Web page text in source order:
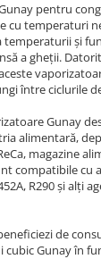
R134a
R404A
R134a
R404a
pas 3
GUNAY
UNGHIULARE
pentru
cu temperaturi
temperaturii și
a gheții.
între ciclurile
Gunay
alimentară,
magazine
compatibile cu
R290 și alți
de
cubic Gunay în